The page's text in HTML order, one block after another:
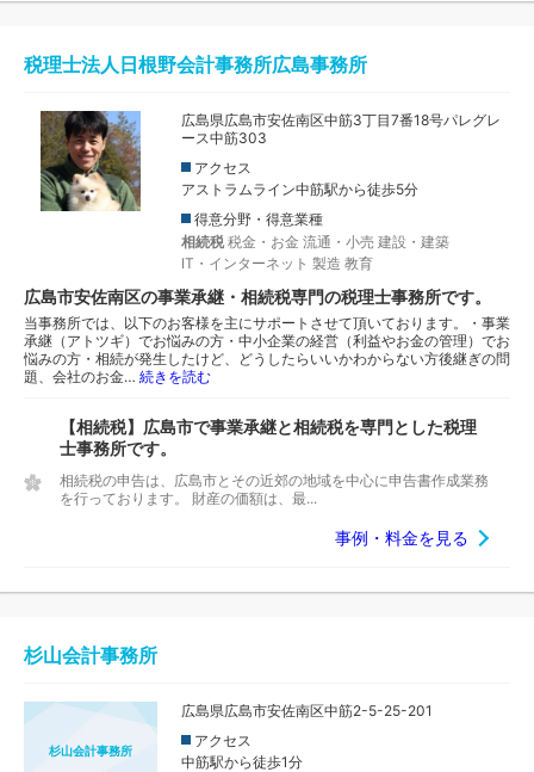
税理士法人日根野会計事務所広島事務所
広島県広島市安佐南区中筋3丁目7番18号パレグレ
ース中筋303
アクセス
アストラムライン中筋駅から徒歩5分
得意分野・得意業種
相続税 税金・お金 流通・小売 建設・建築
IT・インターネット 製造 教育
広島市安佐南区の事業承継・相続税専門の税理士事務所です。
当事務所では、以下のお客様を主にサポートさせて頂いております。・事業
承継（アトツギ）でお悩みの方・中小企業の経営（利益やお金の管理）でお
悩みの方・相続が発生したけど、どうしたらいいかわからない方後継ぎの問
題、会社のお金… 続きを読む
【相続税】広島市で事業承継と相続税を専門とした税理
士事務所です。
相続税の申告は、広島市とその近郊の地域を中心に申告書作成業務
を行っております。 財産の価額は、最...
事例・料金を見る
杉山会計事務所
杉山会計事務所
広島県広島市安佐南区中筋2-5-25-201
アクセス
中筋駅から徒歩1分